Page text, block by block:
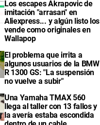
Los escapes Akrapovic de
imitación "arrasan" en
Aliexpress... y algún listo los
vende como originales en
Wallapop
El problema que irrita a
algunos usuarios de la BMW
R 1300 GS: "La suspensión
no vuelve a subir"
Una Yamaha TMAX 560
llega al taller con 13 fallos y
la avería estaba escondida